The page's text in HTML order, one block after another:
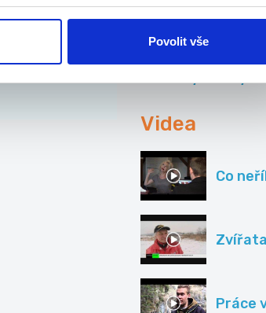
Povolit vše
TOP
s.r.o.
které
Videa
Co
Práce